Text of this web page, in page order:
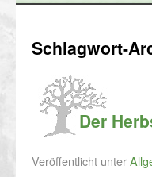
Schlagwort-
Der
Veröffentlicht unter